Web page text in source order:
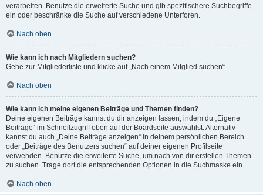
verarbeiten. Benutze die erweiterte Suche und gib spezifischere Suchbegriffe
ein oder beschränke die Suche auf verschiedene Unterforen.
Nach oben
Wie kann ich nach Mitgliedern suchen?
Gehe zur Mitgliederliste und klicke auf „Nach einem Mitglied suchen“.
Nach oben
Wie kann ich meine eigenen Beiträge und Themen finden?
Deine eigenen Beiträge kannst du dir anzeigen lassen, indem du „Eigene
Beiträge“ im Schnellzugriff oben auf der Boardseite auswählst. Alternativ
kannst du auch „Deine Beiträge anzeigen“ in deinem persönlichen Bereich
oder „Beiträge des Benutzers suchen“ auf deiner eigenen Profilseite
verwenden. Benutze die erweiterte Suche, um nach von dir erstellen Themen
zu suchen. Trage dort die entsprechenden Optionen in die Suchmaske ein.
Nach oben